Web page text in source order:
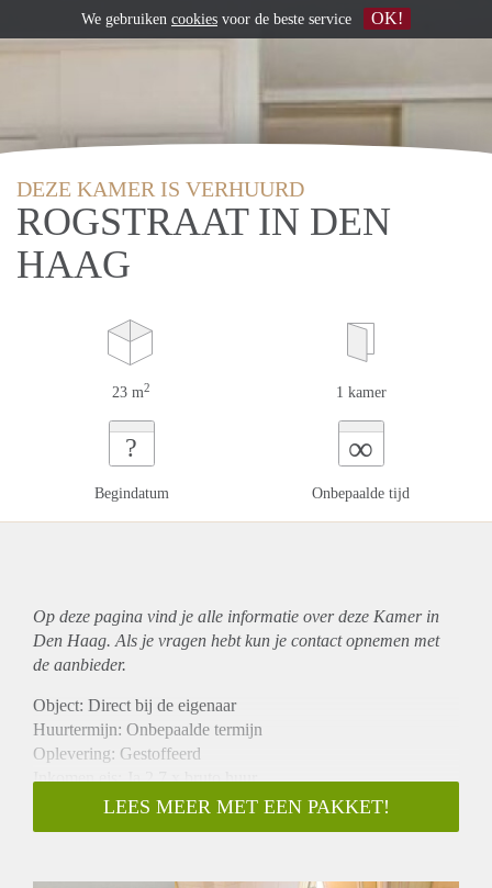
DEZE KAMER IS VERHUURD
ROGSTRAAT IN DEN
HAAG
23 m2 1 kamer
?
Begindatum
∞
Onbepaalde tijd
Op deze pagina vind je alle informatie over deze Kamer in
Den Haag. Als je vragen hebt kun je contact opnemen met
de aanbieder.
Object: Direct bij de eigenaar
Huurtermijn: Onbepaalde termijn
Oplevering: Gestoffeerd
Inkomen eis: Ja 2,7 x bruto huur
Garantiestelling mogelijk: Ja
Borg: 1 maand
LEES MEER MET EEN PAKKET!
We gebruiken cookies voor de beste service OK!